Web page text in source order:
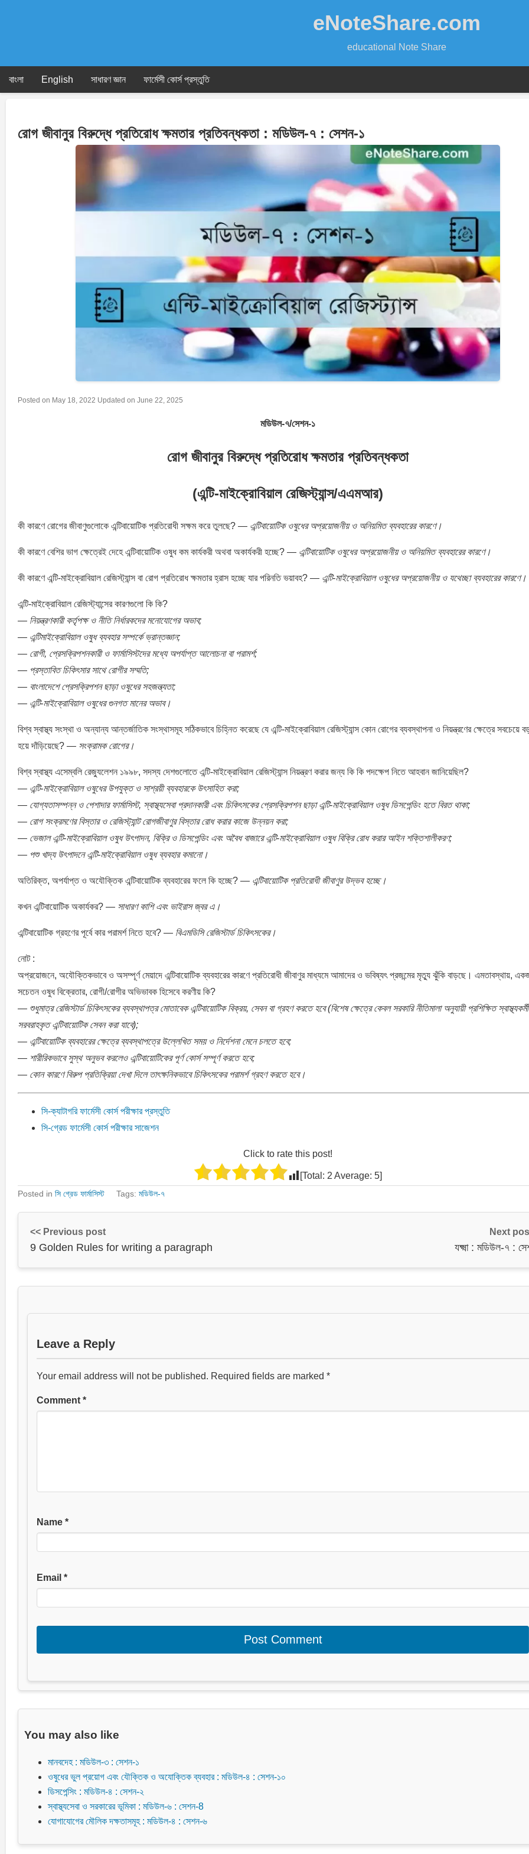
eNoteShare.com
educational Note Share
বাংলা English সাধারণ জ্ঞান ফার্মেসী কোর্স প্রস্তুতি
রোগ জীবানুর বিরুদ্ধে প্রতিরোধ ক্ষমতার প্রতিবন্ধকতা : মডিউল-৭ : সেশন-১
Posted on May 18, 2022 Updated on June 22, 2025
মডিউল-৭/সেশন-১
রোগ জীবানুর বিরুদ্ধে প্রতিরোধ ক্ষমতার প্রতিবন্ধকতা
(এন্টি-মাইক্রোবিয়াল রেজিস্ট্যান্স/এএমআর)
কী কারণে রোগের জীবাণুগুলোকে এন্টিবায়োটিক প্রতিরোধী সক্ষম করে তুলছে? — এন্টিবায়োটিক ওষুধের অপ্রয়োজনীয় ও অনিয়মিত ব্যবহারের কারণে।
কী কারণে বেশির ভাগ ক্ষেত্রেই দেহে এন্টিবায়োটিক ওষুধ কম কার্যকরী অথবা অকার্যকরী হচ্ছে? — এন্টিবায়োটিক ওষুধের অপ্রয়োজনীয় ও অনিয়মিত ব্যবহারের কারণে।
কী কারণে এন্টি-মাইক্রোবিয়াল রেজিস্ট্যান্স বা রোগ প্রতিরোধ ক্ষমতার হ্রাস হচ্ছে যার পরিনতি ভয়াবহ? — এন্টি-মাইক্রোবিয়াল ওষুধের অপ্রয়োজনীয় ও যথেচ্ছা ব্যবহারের কারণে।
এন্টি-মাইক্রোবিয়াল রেজিস্ট্যান্সের কারণগুলো কি কি?
— নিয়ন্ত্রণকারী কর্তৃপক্ষ ও নীতি নির্ধারকদের মনোযোগের অভাব;
— এন্টিমাইক্রোবিয়াল ওষুধ ব্যবহার সম্পর্কে ভ্রান্তজ্ঞান;
— রোগী, প্রেসক্রিপশনকারী ও ফার্মাসিস্টদের মধ্যে অপর্যাপ্ত আলোচনা বা পরামর্শ;
— প্রস্তাবিত চিকিৎসার সাথে রোগীর সম্মতি;
— বাংলাদেশে প্রেসক্রিপশন ছাড়া ওষুধের সহজল্ভ্যতা;
— এন্টি-মাইক্রোবিয়াল ওষুধের গুনগত মানের অভাব।
বিশ্ব স্বাস্থ্য সংস্থা ও অন্যান্য আন্তর্জাতিক সংস্থাসমূহ সঠিকভাবে চিহ্নিত করেছে যে এন্টি-মাইক্রোবিয়াল রেজিস্ট্যান্স কোন রোগের ব্যবস্থাপনা ও নিয়ন্ত্রণের ক্ষেত্রে সবচেয়ে
হয়ে দাঁড়িয়েছে? — সংক্রামক রোগের।
বিশ্ব স্বাস্থ্য এসেম্বলি রেজ্যুলেশন ১৯৯৮, সদস্য দেশগুলোতে এন্টি-মাইক্রোবিয়াল রেজিস্ট্যান্স নিয়ন্ত্রণ করার জন্য কি কি পদক্ষেপ নিতে আহবান জানিয়েছিল?
— এন্টি-মাইক্রোবিয়াল ওষুধের উপযুক্ত ও সাশ্রয়ী ব্যবহারকে উৎসাহিত করা;
— যোগ্যতাসম্পন্ন ও পেশাদার ফার্মাসিস্ট, স্বাস্থ্যসেবা প্রদানকারী এবং চিকিৎসকের প্রেসক্রিপশন ছাড়া এন্টি-মাইক্রোবিয়াল ওষুধ ডিসপেন্ডিং হতে বিরত থাকা;
— রোগ সংক্রমণের বিস্তার ও রেজিস্ট্যান্ট রোগজীবাণুর বিস্তার রোধ করার কাজে উন্নয়ন করা;
— ভেজাল এন্টি-মাইক্রোবিয়াল ওষুধ উৎপাদন, বিক্রি ও ডিসপেন্ডিং এবং অবৈধ বাজারে এন্টি-মাইক্রোবিয়াল ওষুধ বিক্রি রোধ করার আইন শক্তিশালীকরণ;
— পশু খাদ্য উৎপাদনে এন্টি-মাইক্রোবিয়াল ওষুধ ব্যবহার কমানো।
অতিরিক্ত, অপর্যাপ্ত ও অযৌক্তিক এন্টিবায়োটিক ব্যবহারের ফলে কি হচ্ছে? — এন্টিবায়োটিক প্রতিরোধী জীবাণুর উদ্ভব হচ্ছে।
কখন এন্টিবায়োটিক অকার্যকর? — সাধারণ কাশি এবং ভাইরাস জ্বর এ।
এন্টিবায়োটিক গ্রহণের পূর্বে কার পরামর্শ নিতে হবে? — বিএমডিসি রেজিস্টার্ড চিকিৎসকের।
নোট :
অপ্রয়োজনে, অযৌক্তিকভাবে ও অসম্পূর্ণ মেয়াদে এন্টিবায়োটিক ব্যবহারের কারণে প্রতিরোধী জীবাণুর মাধ্যমে আমাদের ও ভবিষ্যৎ প্রজন্মের মৃত্যু ঝুঁকি বাড়ছে। এমতাবস্থায়,
সচেতন ওষুধ বিক্রেতার, রোগী/রোগীর অভিভাবক হিসেবে করণীয় কি?
— শুধুমাত্র রেজিস্টার্ড চিকিৎসকের ব্যবস্থাপত্র মোতাবেক এন্টিবায়োটিক বিক্রয়, সেবন বা গ্রহণ করতে হবে (বিশেষ ক্ষেত্রে কেবল সরকারি নীতিমালা অনুযায়ী প্রশিক্ষিত
সরবরাহকৃত এন্টিবায়োটিক সেবন করা যাবে);
— এন্টিবায়োটিক ব্যবহারের ক্ষেত্রে ব্যবস্থাপত্রে উল্লেখিত সময় ও নির্দেশনা মেনে চলতে হবে;
— শারীরিকভাবে সুস্থ অনুভব করলেও এন্টিবায়োটিকের পূর্ণ কোর্স সম্পূর্ণ করতে হবে;
— কোন কারণে বিরুপ প্রতিক্রিয়া দেখা দিলে তাৎক্ষনিকভাবে চিকিৎসকের পরামর্শ গ্রহণ করতে হবে।
সি-ক্যাটাগরি ফার্মেসী কোর্স পরীক্ষার প্রস্তুতি
সি-গ্রেড ফার্মেসী কোর্স পরীক্ষার সাজেশন
Click to rate this post!
[Total: 2 Average:5]
Posted in সি গ্রেড ফার্মাসিস্ট Tags: মডিউল-৭
<< Previous post
9 Golden Rules for writing a paragraph
Next
যক্ষ্মা : মডিউল-৭ :
Leave a Reply
Your email address will not be published. Required fields are marked *
Comment *
Name *
Email *
You may also like
মানবদেহ : মডিউল-৩ : সেশন-১
ওষুধের ভুল প্রয়োগ এবং যৌক্তিক ও অযোক্তিক ব্যবহার : মডিউল-৪ : সেশন-১০
ডিসপেন্সিং : মডিউল-৪ : সেশন-২
স্বাস্থ্যসেবা ও সরকারের ভূমিকা : মডিউল-৬ : সেশন-8
যোগাযোগের মৌলিক দক্ষতাসমূহ : মডিউল-৪ : সেশন-৬